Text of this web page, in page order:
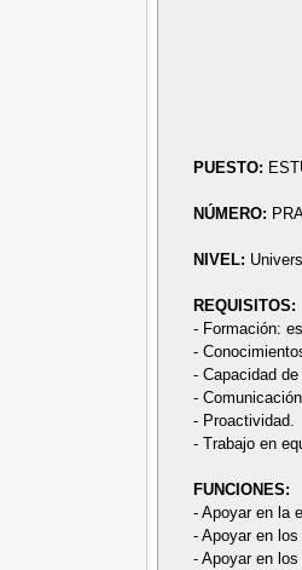
PUESTO:
NÚMERO:
NIVEL:
REQUISITOS:
- Formación:
-
- Capacidad
- Comunicación.
- Proactividad.
- Trabajo en
FUNCIONES:
- Apoyar en la
- Apoyar en
- Apoyar en